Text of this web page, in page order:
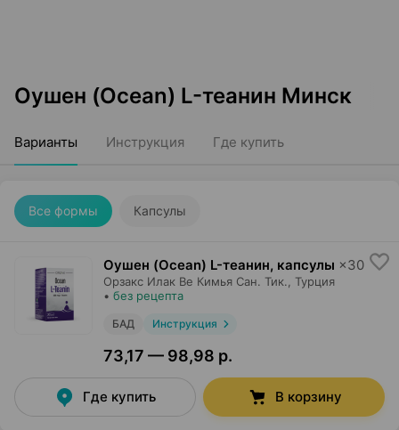
Оушен (Ocean) L-теанин Минск
Варианты Инструкция Где купить
Все формы Капсулы
Оушен (Ocean) L-теанин, капсулы ×30
Орзакс Илак Ве Кимья Сан. Тик.
, Турция
• без рецепта
БАД Инструкция
73,17 — 98,98 р.
Где купить В корзину